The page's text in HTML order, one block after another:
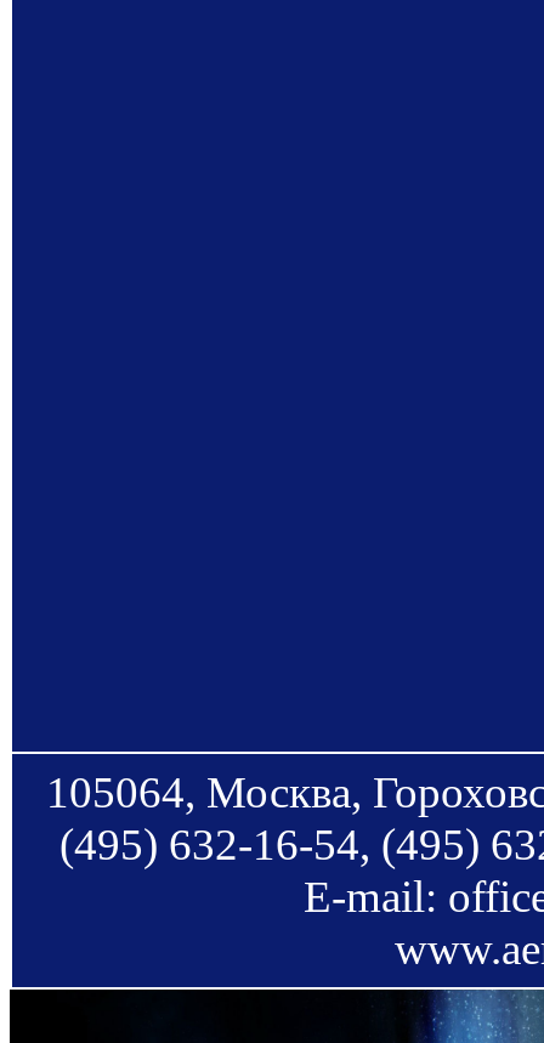
105064, Москва,
(495) 632-16-54, (495)
E-mail: